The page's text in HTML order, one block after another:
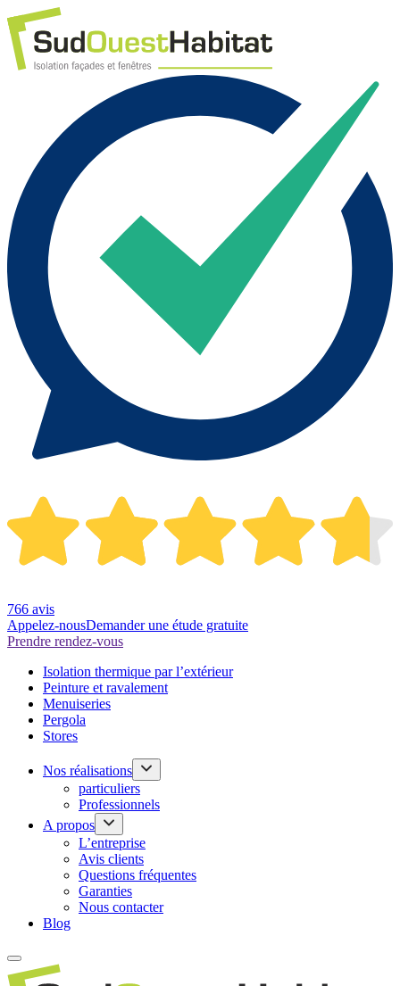
766 avis
Appelez-nousDemander une étude gratuite
Prendre rendez-vous
Isolation thermique par l’extérieur
Peinture et ravalement
Menuiseries
Pergola
Stores
Nos réalisations
particuliers
Professionnels
A propos
L’entreprise
Avis clients
Questions fréquentes
Garanties
Nous contacter
Blog